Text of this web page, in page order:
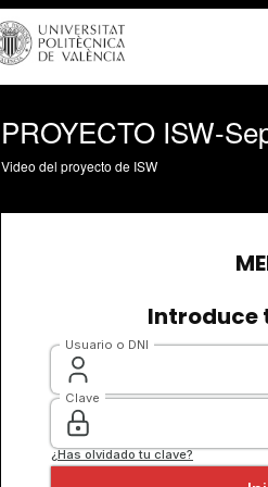
PROYECTO ISW-
Video del proyecto de ISW